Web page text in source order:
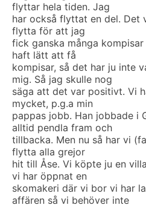
flyttar hela tiden. Jag
har också flyttat en del. Det
flytta för att jag
fick ganska många
haft lätt att få
kompisar, så det har ju inte
mig. Så jag skulle nog
säga att det var positivt. Vi
mycket, p.g.a min
pappas jobb. Han jobbade i
alltid pendla fram och
tillbacka. Men nu så har vi
flytta alla grejor
hit till Åse. Vi köpte ju en
vi har öppnat en
skomakeri där vi bor vi har
affären så vi behöver inte